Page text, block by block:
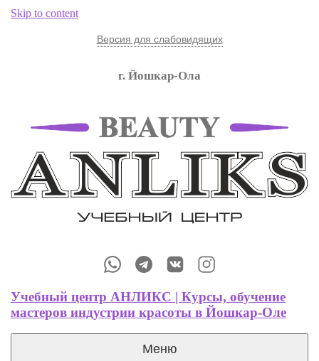
Skip to content
Версия для слабовидящих
г. Йошкар-Ола
обучение мастеров индустрии красоты
в Йошкар-Оле
Учебный центр АНЛИКС | Курсы, обучение
мастеров индустрии красоты в Йошкар-Оле
Меню